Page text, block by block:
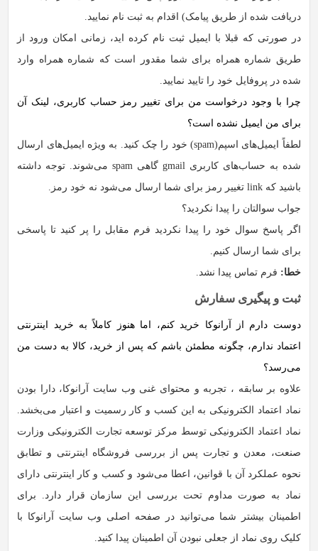
دریافت شده از طریق پیامک) اقدام به ثبت نام نمایید.
در صورتی که قبلا با ایمیل ثبت نام کرده اید، زمانی امکان ورود از
طریق شماره همراه برای شما مقدور است که شماره همراه وارد
شده در پروفایل خود را تایید نمایید.
چرا با وجود درخواست من برای تغییر رمز حساب کاربری، لینک آن
برای من ایمیل نشده است؟
لطفاً ایمیل‌های اسپم(spam) خود را چک کنید. به ویژه ایمیل‌های ارسال
شده به حساب‏‌های کاربری gmail گاهی spam می‌شوند. توجه داشته
باشید که link تغییر رمز برای شما ارسال می‏‌شود نه خود رمز.
جواب سوالتان را پیدا نکردید؟
اگر پاسخ سوال خود را پیدا نکردید فرم مقابل را پر کنید تا پاسخی
برای شما ارسال کنیم.
خطا: فرم تماس پیدا نشد.
ثبت و پیگیری سفارش
دوست دارم از آرانوکا خرید کنم، اما هنوز کاملاً به خرید اینترنتی
اعتماد ندارم، چگونه مطمئن باشم که پس از خرید، کالا به دست من
می‌رسد؟
علاوه بر سابقه ، تجربه و محتوای غنی وب سایت آرانوکا، دارا بودن
نماد اعتماد الکترونیکی به این کسب و کار رسمیت و اعتبار می‏‌بخشد.
نماد اعتماد الکترونیکی توسط مرکز توسعه تجارت الکترونیکی وزارت
صنعت، معدن و تجارت پس از بررسی فروشگاه اینترنتی و تطابق
نحوه عملکرد آن با قوانین، اعطا می‏‌شود و کسب و کار اینترنتی دارای
نماد به صورت مداوم تحت بررسی این سازمان قرار دارد. برای
اطمینان بیشتر شما می‏‌توانید در صفحه اصلی وب سایت آرانوکا با
کلیک روی نماد از جعلی نبودن آن اطمینان پیدا کنید.